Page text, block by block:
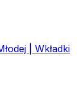
| Wkładki